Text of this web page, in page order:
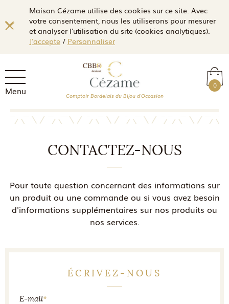
Maison Cézame utilise des cookies sur ce site. Avec
votre consentement, nous les utiliserons pour mesurer
et analyser l'utilisation du site (cookies analytiques).
J'accepte/ Personnaliser
Menu 0
Comptoir Bordelais du Bijou d'Occasion
CONTACTEZ-NOUS
Pour toute question concernant des informations sur
un produit ou une commande ou si vous avez besoin
d'informations supplémentaires sur nos produits ou
nos services.
ÉCRIVEZ-NOUS
E-mail*